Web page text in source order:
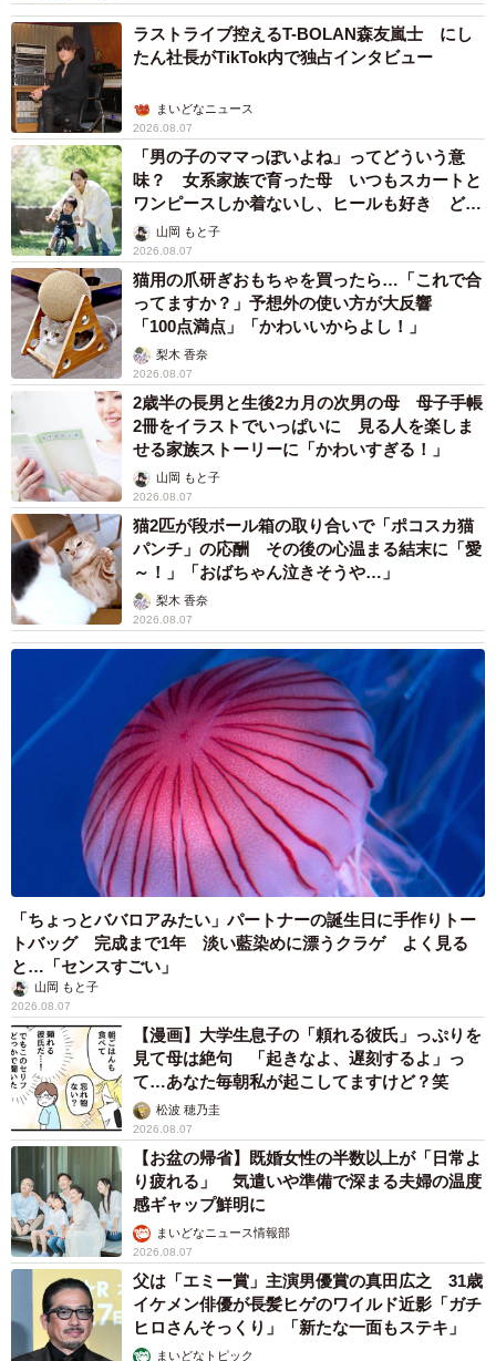
ラストライブ控えるT-BOLAN森友嵐士 にし
たん社長がTikTok内で独占インタビュー
まいどなニュース
2026.08.07
「男の子のママっぽいよね」ってどういう意
味？ 女系家族で育った母 いつもスカートと
ワンピースしか着ないし、ヒールも好き どの
へんが…
山岡 もと子
2026.08.07
猫用の爪研ぎおもちゃを買ったら…「これで合
ってますか？」予想外の使い方が大反響
「100点満点」「かわいいからよし！」
梨木 香奈
2026.08.07
2歳半の長男と生後2カ月の次男の母 母子手帳
2冊をイラストでいっぱいに 見る人を楽しま
せる家族ストーリーに「かわいすぎる！」
山岡 もと子
2026.08.07
猫2匹が段ボール箱の取り合いで「ポコスカ猫
パンチ」の応酬 その後の心温まる結末に「愛
～！」「おばちゃん泣きそうや…」
梨木 香奈
2026.08.07
「ちょっとババロアみたい」パートナーの誕生日に手作りトー
トバッグ 完成まで1年 淡い藍染めに漂うクラゲ よく見る
と…「センスすごい」
山岡 もと子
2026.08.07
【漫画】大学生息子の「頼れる彼氏」っぷりを
見て母は絶句 「起きなよ、遅刻するよ」っ
て…あなた毎朝私が起こしてますけど？笑
松波 穂乃圭
2026.08.07
【お盆の帰省】既婚女性の半数以上が「日常よ
り疲れる」 気遣いや準備で深まる夫婦の温度
感ギャップ鮮明に
まいどなニュース情報部
2026.08.07
父は「エミー賞」主演男優賞の真田広之 31歳
イケメン俳優が長髪ヒゲのワイルド近影「ガチ
ヒロさんそっくり」「新たな一面もステキ」
まいどなトピック